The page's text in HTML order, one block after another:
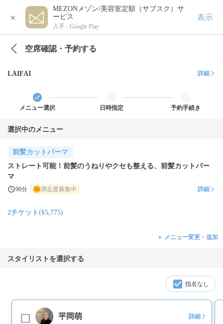
×
MEZONメゾン/美容室定額（サブスク）サ
ービス
入手 - Google Play
表示
空席確認・予約する
LAIFAI 詳細
メニュー選択 日時指定 予約手続き
選択中のメニュー
前髪カットパーマ
ストレート可能！前髪のうねりやクセも整える、前髪カットパー
マ
90分 満足度募集中 詳細
2チケット(¥5,775)
＋ メニュー変更・追加
スタイリストを選択する
指名なし
平岡萌 詳細